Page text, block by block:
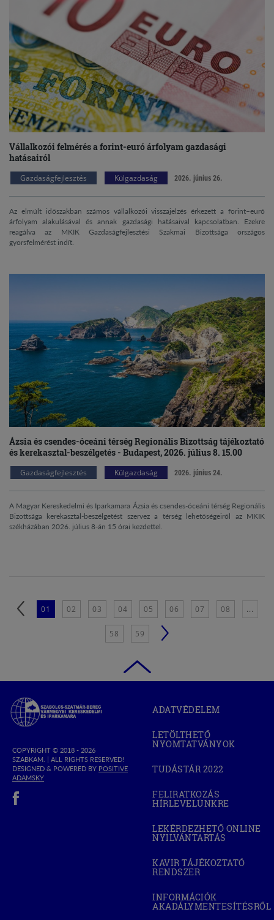
Vállalkozói felmérés a forint-euró árfolyam gazdasági
hatásairól
Gazdaságfejlesztés Külgazdaság 2026. június 26.
Az elmúlt időszakban számos vállalkozói visszajelzés érkezett a forint–euró
árfolyam alakulásával és annak gazdasági hatásaival kapcsolatban. Ezekre
reagálva az MKIK Gazdaságfejlesztési Szakmai Bizottsága országos
gyorsfelmérést indít.
Ázsia és csendes-óceáni térség Regionális Bizottság tájékoztató
és kerekasztal-beszélgetés - Budapest, 2026. július 8. 15.00
Gazdaságfejlesztés Külgazdaság 2026. június 24.
A Magyar Kereskedelmi és Iparkamara Ázsia és csendes-óceáni térség Regionális
Bizottsága kerekasztal-beszélgetést szervez a térség lehetőségeiről az MKIK
székházában 2026. július 8-án 15 órai kezdettel.
01 02 03 04 05 06 07 08 ...
58 59
Szabolcs-
Szatmár-
Bereg
Kereskedelmi
és
Iparkamara
COPYRIGHT © 2018 - 2026
SZABKAM. | ALL RIGHTS RESERVED!
DESIGNED & POWERED BY POSITIVE
ADAMSKY(OPEN
ADATVÉDELEM
LETÖLTHETŐ
NYOMTATVÁNYOK
TUDÁSTÁR 2022
WINDOW)
FELIRATKOZÁS
HÍRLEVELÜNKRE
LEKÉRDEZHETŐ ONLINE
NYILVÁNTARTÁS
NEW
WINDOW)
KAVIR TÁJÉKOZTATÓ
RENDSZER(OPEN
NEW
WINDOW)
INFORMÁCIÓK
AKADÁLYMENTESÍTÉSRŐL